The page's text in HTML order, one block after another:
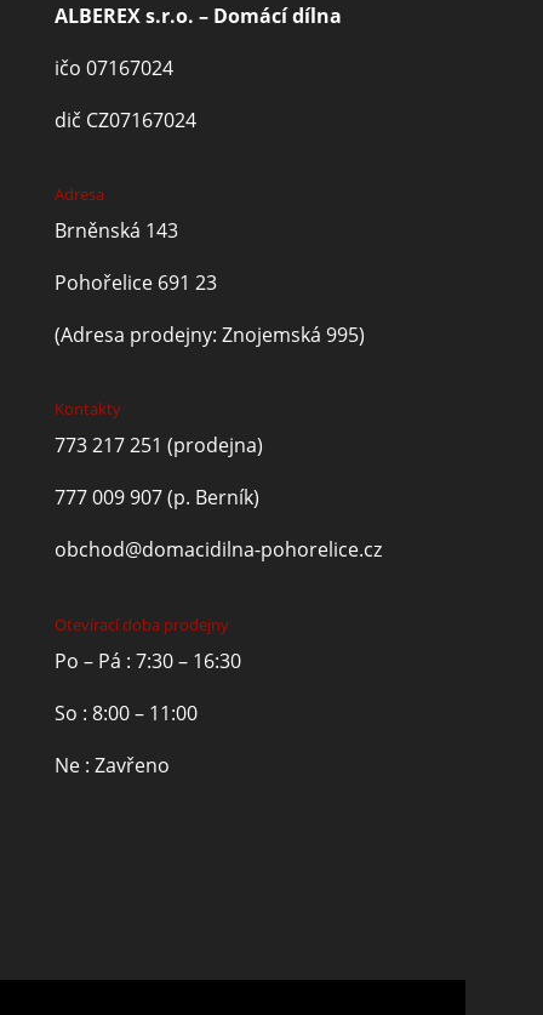
ALBEREX s.r.o. – Domácí dílna
ičo 07167024
dič CZ07167024
Adresa
Brněnská 143
Pohořelice 691 23
(Adresa prodejny: Znojemská 995)
Kontakty
773 217 251 (prodejna)
777 009 907(p. Berník)
obchod@domacidilna-pohorelice.cz
Otevírací doba prodejny
Po – Pá : 7:30 – 16:30
So : 8:00 – 11:00
Ne : Zavřeno